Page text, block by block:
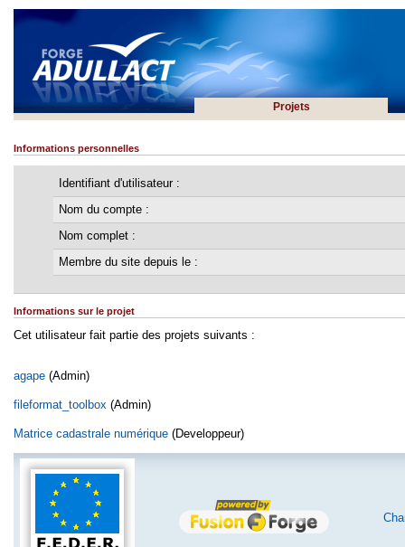
Projets
Informations personnelles
Identifiant d'utilisateur :
Nom du compte :
Nom complet :
Membre du site depuis le :
Informations sur le projet
Cet utilisateur fait partie des projets suivants :
agape (Admin)
fileformat_toolbox (Admin)
Matrice cadastrale numérique (Developpeur)